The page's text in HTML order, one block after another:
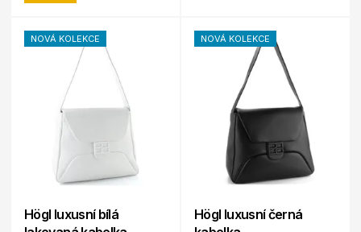
NOVÁ KOLEKCE
Högl luxusní bílá
NOVÁ KOLEKCE
Högl luxusní černá